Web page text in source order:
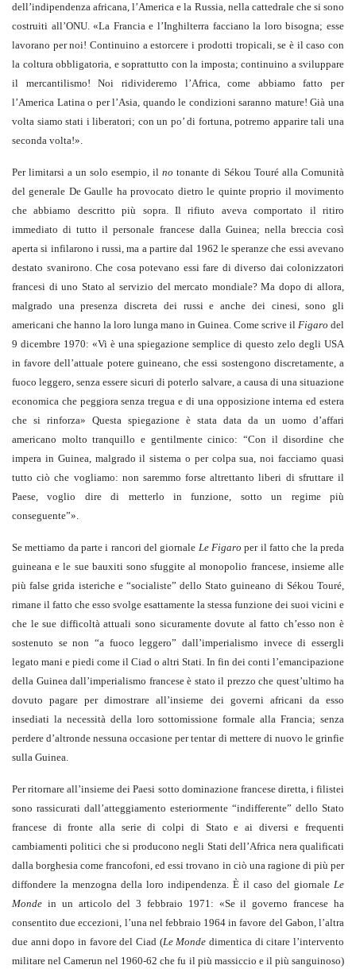
dell’indipendenza africana, l’America e la Russia, nella cattedrale che si sono
costruiti all’ONU. «La Francia e l’Inghilterra facciano la loro bisogna; esse
lavorano per noi! Continuino a estorcere i prodotti tropicali, se è il caso con
la coltura obbligatoria, e soprattutto con la imposta; continuino a sviluppare
il mercantilismo! Noi ridivideremo l’Africa, come abbiamo fatto per
l’America Latina o per l’Asia, quando le condizioni saranno mature! Già una
volta siamo stati i liberatori; con un po’ di fortuna, potremo apparire tali una
seconda volta!».
Per limitarsi a un solo esempio, il no tonante di Sékou Touré alla Comunità
del generale De Gaulle ha provocato dietro le quinte proprio il movimento
che abbiamo descritto più sopra. Il rifiuto aveva comportato il ritiro
immediato di tutto il personale francese dalla Guinea; nella breccia così
aperta si infilarono i russi, ma a partire dal 1962 le speranze che essi avevano
destato svanirono. Che cosa potevano essi fare di diverso dai colonizzatori
francesi di uno Stato al servizio del mercato mondiale? Ma dopo di allora,
malgrado una presenza discreta dei russi e anche dei cinesi, sono gli
americani che hanno la loro lunga mano in Guinea. Come scrive il Figaro del
9 dicembre 1970: «Vi è una spiegazione semplice di questo zelo degli USA
in favore dell’attuale potere guineano, che essi sostengono discretamente, a
fuoco leggero, senza essere sicuri di poterlo salvare, a causa di una situazione
economica che peggiora senza tregua e di una opposizione interna ed estera
che si rinforza» Questa spiegazione è stata data da un uomo d’affari
americano molto tranquillo e gentilmente cinico: “Con il disordine che
impera in Guinea, malgrado il sistema o per colpa sua, noi facciamo quasi
tutto ciò che vogliamo: non saremmo forse altrettanto liberi di sfruttare il
Paese, voglio dire di metterlo in funzione, sotto un regime più
conseguente”».
Se mettiamo da parte i rancori del giornale Le Figaro per il fatto che la preda
guineana e le sue bauxiti sono sfuggite al monopolio francese, insieme alle
più false grida isteriche e “socialiste” dello Stato guineano di Sékou Touré,
rimane il fatto che esso svolge esattamente la stessa funzione dei suoi vicini e
che le sue difficoltà attuali sono sicuramente dovute al fatto ch’esso non è
sostenuto se non “a fuoco leggero” dall’imperialismo invece di essergli
legato mani e piedi come il Ciad o altri Stati. In fin dei conti l’emancipazione
della Guinea dall’imperialismo francese è stato il prezzo che quest’ultimo ha
dovuto pagare per dimostrare all’insieme dei governi africani da esso
insediati la necessità della loro sottomissione formale alla Francia; senza
perdere d’altronde nessuna occasione per tentar di mettere di nuovo le grinfie
sulla Guinea.
Per ritornare all’insieme dei Paesi sotto dominazione francese diretta, i filistei
sono rassicurati dall’atteggiamento esteriormente “indifferente” dello Stato
francese di fronte alla serie di colpi di Stato e ai diversi e frequenti
cambiamenti politici che si producono negli Stati dell’Africa nera qualificati
dalla borghesia come francofoni, ed essi trovano in ciò una ragione di più per
diffondere la menzogna della loro indipendenza. È il caso del giornale Le
Monde in un articolo del 3 febbraio 1971: «Se il governo francese ha
consentito due eccezioni, l’una nel febbraio 1964 in favore del Gabon, l’altra
due anni dopo in favore del Ciad (Le Monde dimentica di citare l’intervento
militare nel Camerun nel 1960-62 che fu il più massiccio e il più sanguinoso)